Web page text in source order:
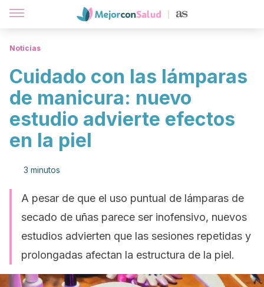
Noticias
Cuidado con las lámparas
de manicura: nuevo
estudio advierte efectos
en la piel
3 minutos
A pesar de que el uso puntual de lámparas de
secado de uñas parece ser inofensivo, nuevos
estudios advierten que las sesiones repetidas y
prolongadas afectan la estructura de la piel.